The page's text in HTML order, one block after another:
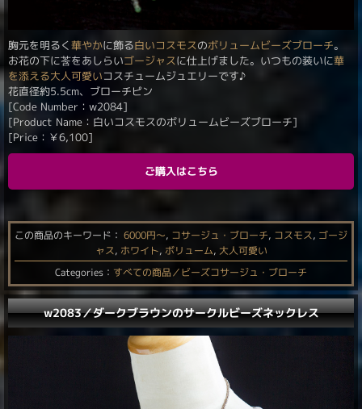
胸元を明るく華やかに飾る白いコスモスのボリュームビーズブローチ。
お花の下に莟をあしらいゴージャスに仕上げました。いつもの装いに華
を添える大人可愛いコスチュームジュエリーです♪
花直径約5.5cm、ブローチピン
[Code Number：w2084]
[Product Name：白いコスモスのボリュームビーズブローチ]
[Price： ￥6,100]
ご購入はこちら
この商品のキーワード： 6000円〜, コサージュ・ブローチ, コスモス, ゴージ
ャス, ホワイト, ボリューム, 大人可愛い
Categories： すべての商品／ビーズコサージュ・ブローチ
w2083／ダークブラウンのサークルビーズネックレス